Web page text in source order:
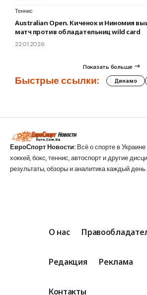
Теннис
Australian Open. Киченок и Ниномия
матч против обладательниц wild card
22.01.2026
Показать больше
Быстрые ссылки: Динамо
ЕвроСпорт Новости: Всё о спорте в
хоккей, бокс, теннис, автоспорт и другие
результаты, обзоры и аналитика каждый день.
О нас
Редакция Реклама
Контакты